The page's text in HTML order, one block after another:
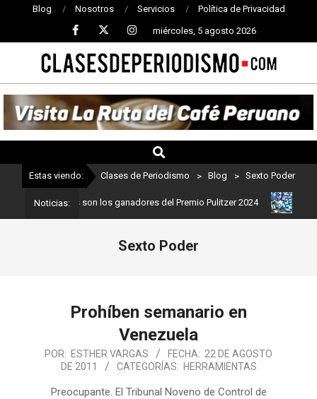
Blog Nosotros Servicios Política de Privacidad
miércoles, 5 agosto 2026
CLASES
DE
PERIODISMO
Estas viendo: Clases de Periodismo > Blog > Sexto Poder
Noticias:
Estos son los ganadores del Premio Pulitzer 2024
Sexto Poder
Prohíben semanario en
Venezuela
POR: ESTHER VARGAS FECHA: 22 DE AGOSTO
DE 2011
CATEGORÍAS: HERRAMIENTAS
Preocupante. El Tribunal Noveno de Control de